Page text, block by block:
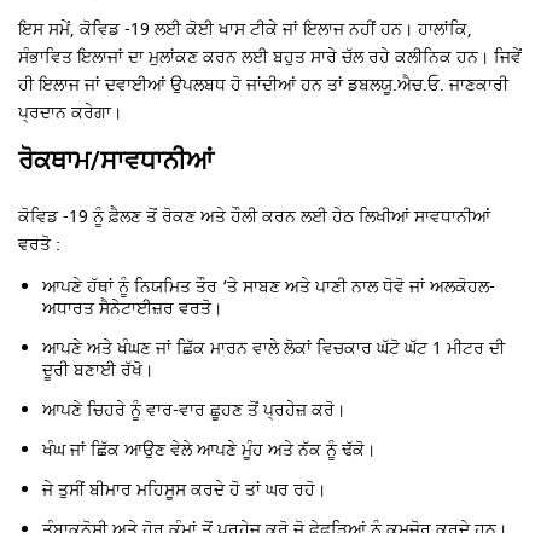
ਇਸ ਸਮੇਂ, ਕੋਵਿਡ -19 ਲਈ ਕੋਈ ਖਾਸ ਟੀਕੇ ਜਾਂ ਇਲਾਜ ਨਹੀਂ ਹਨ। ਹਾਲਾਂਕਿ,
ਸੰਭਾਵਿਤ ਇਲਾਜਾਂ ਦਾ ਮੁਲਾਂਕਣ ਕਰਨ ਲਈ ਬਹੁਤ ਸਾਰੇ ਚੱਲ ਰਹੇ ਕਲੀਨਿਕ ਹਨ। ਜਿਵੇਂ
ਹੀ ਇਲਾਜ ਜਾਂ ਦਵਾਈਆਂ ਉਪਲਬਧ ਹੋ ਜਾਂਦੀਆਂ ਹਨ ਤਾਂ ਡਬਲਯੂ.ਐਚ.ਓ. ਜਾਣਕਾਰੀ
ਪ੍ਰਦਾਨ ਕਰੇਗਾ।
ਰੋਕਥਾਮ/ਸਾਵਧਾਨੀਆਂ
ਕੋਵਿਡ -19 ਨੂੰ ਫ਼ੈਲਣ ਤੋਂ ਰੋਕਣ ਅਤੇ ਹੌਲੀ ਕਰਨ ਲਈ ਹੇਠ ਲਿਖੀਆਂ ਸਾਵਧਾਨੀਆਂ
ਵਰਤੋ :
ਆਪਣੇ ਹੱਥਾਂ ਨੂੰ ਨਿਯਮਿਤ ਤੌਰ ‘ਤੇ ਸਾਬਣ ਅਤੇ ਪਾਣੀ ਨਾਲ ਧੋਵੋ ਜਾਂ ਅਲਕੋਹਲ-
ਅਧਾਰਤ ਸੈਨੇਟਾਈਜ਼ਰ ਵਰਤੋ।
ਆਪਣੇ ਅਤੇ ਖੰਘਣ ਜਾਂ ਛਿੱਕ ਮਾਰਨ ਵਾਲੇ ਲੋਕਾਂ ਵਿਚਕਾਰ ਘੱਟੋ ਘੱਟ 1 ਮੀਟਰ ਦੀ
ਦੂਰੀ ਬਣਾਈ ਰੱਖੋ।
ਆਪਣੇ ਚਿਹਰੇ ਨੂੰ ਵਾਰ-ਵਾਰ ਛੂਹਣ ਤੋਂ ਪ੍ਰਹੇਜ਼ ਕਰੋ।
ਖੰਘ ਜਾਂ ਛਿੱਕ ਆਉਣ ਵੇਲੇ ਆਪਣੇ ਮੂੰਹ ਅਤੇ ਨੱਕ ਨੂੰ ਢੱਕੋ।
ਜੇ ਤੁਸੀਂ ਬੀਮਾਰ ਮਹਿਸੂਸ ਕਰਦੇ ਹੋ ਤਾਂ ਘਰ ਰਹੋ।